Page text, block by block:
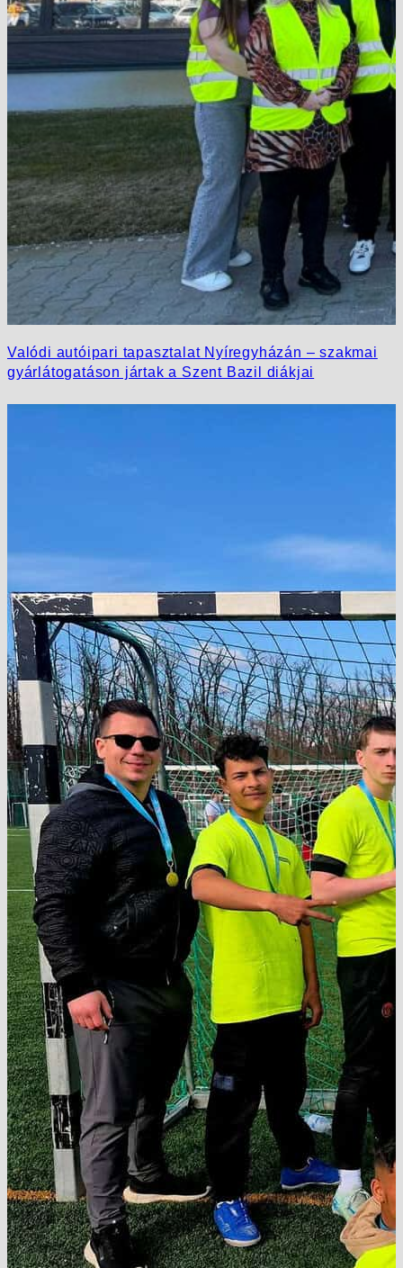
Valódi autóipari tapasztalat Nyíregyházán – szakmai
gyárlátogatáson jártak a Szent Bazil diákjai